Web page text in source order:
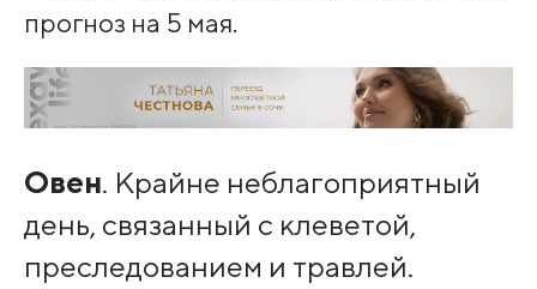
прогноз на 5 мая.
Овен. Крайне неблагоприятный
день, связанный с клеветой,
преследованием и травлей.